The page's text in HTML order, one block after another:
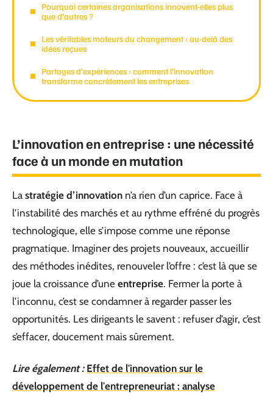
Pourquoi certaines organisations innovent-elles plus
que d’autres ?
Les véritables moteurs du changement : au-delà des
idées reçues
Partages d’expériences : comment l’innovation
transforme concrètement les entreprises
L’innovation en entreprise : une nécessité
face à un monde en mutation
La stratégie d’innovation n’a rien d’un caprice. Face à
l’instabilité des marchés et au rythme effréné du progrès
technologique, elle s’impose comme une réponse
pragmatique. Imaginer des projets nouveaux, accueillir
des méthodes inédites, renouveler l’offre : c’est là que se
joue la croissance d’une entreprise. Fermer la porte à
l’inconnu, c’est se condamner à regarder passer les
opportunités. Les dirigeants le savent : refuser d’agir, c’est
s’effacer, doucement mais sûrement.
Lire également : Effet de l'innovation sur le
développement de l'entrepreneuriat : analyse